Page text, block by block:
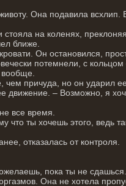
Она подавила всхлип.
на коленях,
ближе.
Он остановился,
потемнели, с кольцом
чем причуда, но он ударил
движение. – Возможно, я
все время.
ты хочешь этого, ведь
отказалась от контроля.
пока ты не сдашься.
Она не хотела